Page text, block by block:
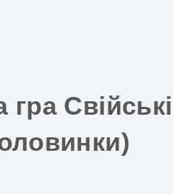
Свійські